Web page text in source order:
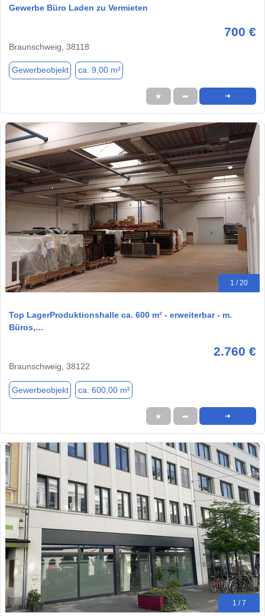
Gewerbe Büro Laden zu Vermieten
700 €
Braunschweig, 38118
Gewerbeobjekt ca. 9,00 m²
★ ➦ ➜
1 / 20
Top LagerProduktionshalle ca. 600 m² - erweiterbar - m.
Büros,…
2.760 €
Braunschweig, 38122
Gewerbeobjekt ca. 600,00 m²
★ ➦ ➜
1 / 7